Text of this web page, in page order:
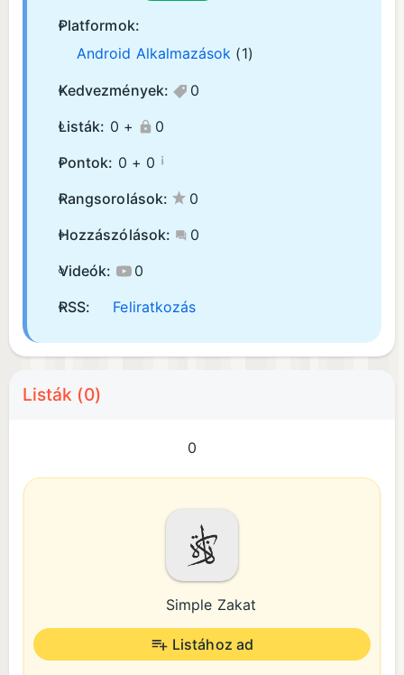
Platformok:
Android Alkalmazások (1)
Kedvezmények:
0
Listák: 0 +
0
Pontok: 0 + 0 ¡
Rangsorolások:
0
Hozzászólások:
0
Videók:
0
RSS:
Feliratkozás
Listák (0)
0
Simple Zakat
Listához ad